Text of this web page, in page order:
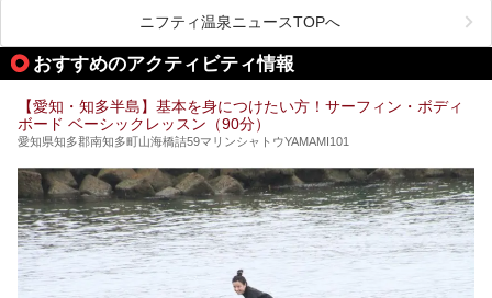
名古屋市内にはスーパー銭湯や日帰り温泉が多く、「どこに
行こうかな？」と悩んでしまう方も多いと思います。
ぜひこの記事を参考にして「キャナル・リゾート」に出かけ
てみるのはいかがでしょうか？
ニフティ温泉ニュースTOPへ
おすすめのアクティビティ情報
【愛知・知多半島】基本を身につけたい方！サーフィン・ボディ
ボード ベーシックレッスン（90分）
愛知県知多郡南知多町山海橋詰59マリンシャトウYAMAMI101